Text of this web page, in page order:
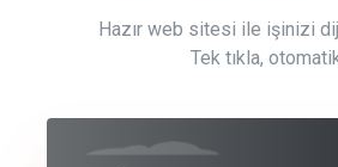
Hazır web sitesi ile işinizi
Tek tıkla,